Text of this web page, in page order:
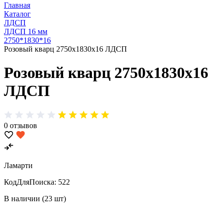
Главная
Каталог
ЛДСП
ЛДСП 16 мм
2750*1830*16
Розовый кварц 2750х1830х16 ЛДСП
Розовый кварц 2750х1830х16
ЛДСП
0 отзывов
Ламарти
КодДляПоиска: 522
В наличии (23 шт)